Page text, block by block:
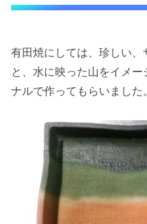
有田焼にしては、珍しい
と、水に映った山をイメ
ナルで作ってもらいました。